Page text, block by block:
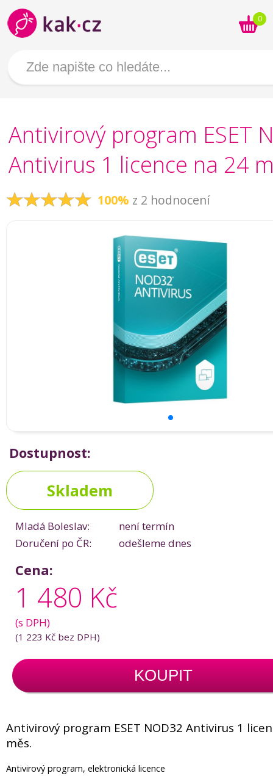
0
Antivirový program ESET
Antivirus 1 licence na 24
100% z 2 hodnocení
Dostupnost:
Skladem
Mladá Boleslav:
není termín
Doručení po ČR:
odešleme dnes
Cena:
1 480 Kč
(s DPH)
(1 223 Kč bez DPH)
KOUPIT
Antivirový program ESET NOD32 Antivirus 1
měs.
Antivirový program, elektronická licence